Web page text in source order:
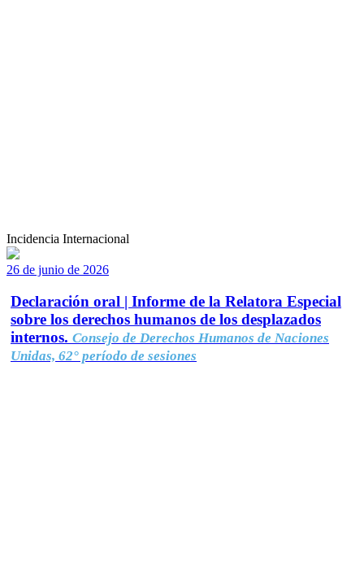
Incidencia Internacional
26 de junio de 2026
Declaración oral | Informe de la Relatora Especial
sobre los derechos humanos de los desplazados
internos. Consejo de Derechos Humanos de Naciones
Unidas, 62° período de sesiones